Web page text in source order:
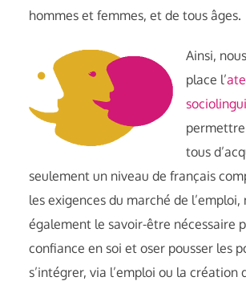
hommes et femmes, et de tous âges.
Ainsi,
place l’
tous
seulement un niveau de français
les exigences du marché de l’emploi,
également le savoir-être nécessaire
confiance en soi et oser pousser les
s’intégrer, via l’emploi ou la création